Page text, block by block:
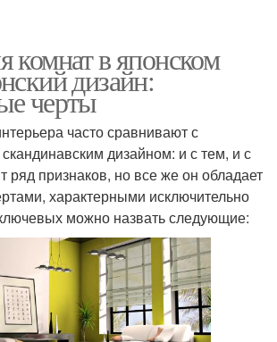
комнат в японском
дизайн:
черты
часто сравнивают с
дизайном: и с тем, и с
ряд признаков, но все же он обладает
характерными исключительно
можно назвать следующие: